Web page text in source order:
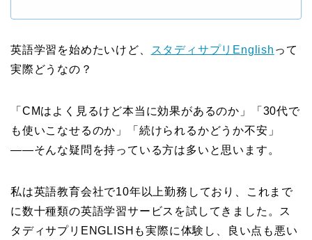
英語学習を始めたいけど、 スタディサプリEnglish って
実際どうなの？
「CMはよく見るけど本当に効果があるのか」「30代で
も使いこなせるのか」「続けられるかどうか不安」
——そんな疑問を持っている方は多いと思います。
私は英語教育会社で10年以上勤務しており、これまで
に数十種類の英語学習サービスを試してきました。ス
タディサプリENGLISHも実際に体験し、良い点も悪い